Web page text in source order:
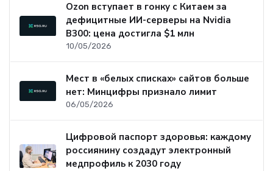
Ozon вступает в гонку с Китаем за
дефицитные ИИ-серверы на Nvidia
B300: цена достигла $1 млн
10/05/2026
Мест в «белых списках» сайтов больше
нет: Минцифры признало лимит
06/05/2026
Цифровой паспорт здоровья: каждому
россиянину создадут электронный
медпрофиль к 2030 году